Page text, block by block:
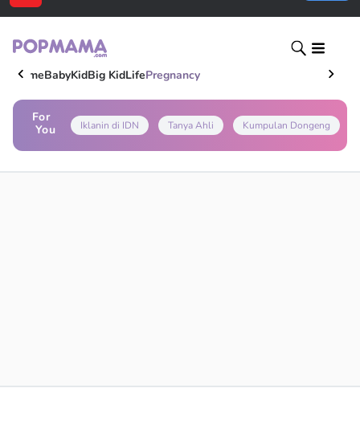
HomeBabyKidBig KidLifePregnancy
For
You
Iklanin di IDN Tanya Ahli Kumpulan Dongeng